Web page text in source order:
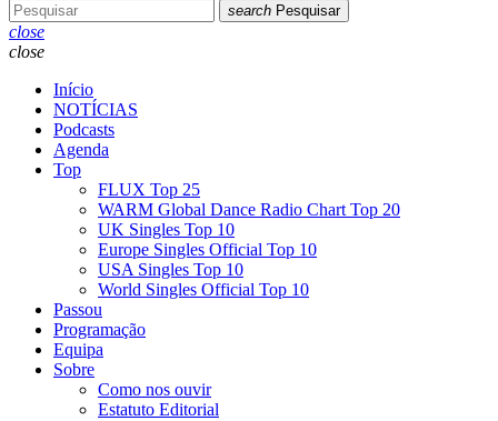
search Pesquisar
close
close
Início
NOTÍCIAS
Podcasts
Agenda
Top
FLUX Top 25
WARM Global Dance Radio Chart Top 20
UK Singles Top 10
Europe Singles Official Top 10
USA Singles Top 10
World Singles Official Top 10
Passou
Programação
Equipa
Sobre
Como nos ouvir
Estatuto Editorial